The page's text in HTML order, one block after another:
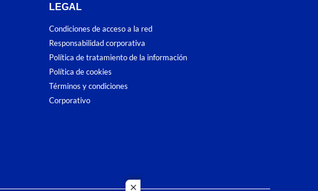
LEGAL
Condiciones de acceso a la red
Responsabilidad corporativa
Política de tratamiento de la información
Política de cookies
Términos y condiciones
Corporativo